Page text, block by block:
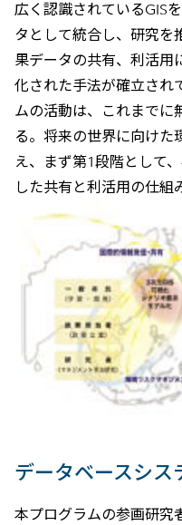
広く認識されているGIS
タとして統合し、研究を
果データの共有、利活用
化された手法が確立され
ムの活動は、これまでに
る。将来の世界に向けた
え、まず第1段階として
した共有と利活用の仕組
データベースシス
本プログラムの参画研究